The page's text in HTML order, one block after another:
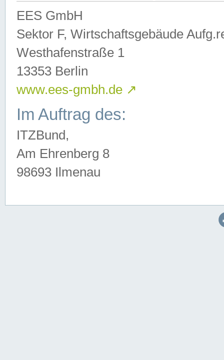
EES GmbH
Sektor F, Wirtschaftsgebäude
Westhafenstraße 1
13353 Berlin
www.ees-gmbh.de ↗
Im Auftrag des:
ITZBund,
Am Ehrenberg 8
98693 Ilmenau